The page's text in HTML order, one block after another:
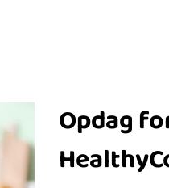
Opdag